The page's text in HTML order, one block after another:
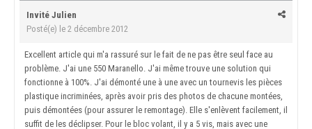
Invité Julien
Posté(e) le 2 décembre 2012
Excellent article qui m'a rassuré sur le fait de ne pas être seul face au
problème. J'ai une 550 Maranello. J'ai même trouve une solution qui
fonctionne à 100%. J'ai démonté une à une avec un tournevis les pièces
plastique incriminées, après avoir pris des photos de chacune montées,
puis démontées (pour assurer le remontage). Elle s'enlèvent facilement, il
suffit de les déclipser. Pour le bloc volant, il y a 5 vis, mais avec une